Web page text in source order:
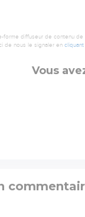
forme diffuseur de contenu
de nous le signaler en
Vous